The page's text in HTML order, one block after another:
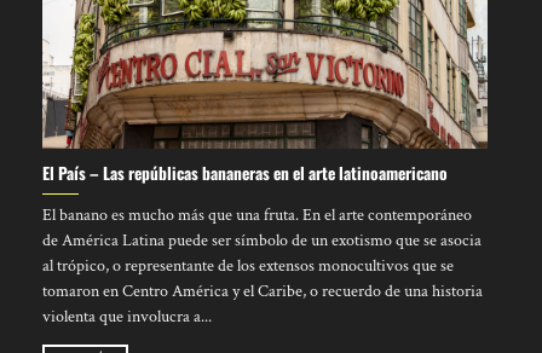
El País – Las repúblicas bananeras en el arte latinoamericano
El banano es mucho más que una fruta. En el arte contemporáneo
de América Latina puede ser símbolo de un exotismo que se asocia
al trópico, o representante de los extensos monocultivos que se
tomaron en Centro América y el Caribe, o recuerdo de una historia
violenta que involucra a...